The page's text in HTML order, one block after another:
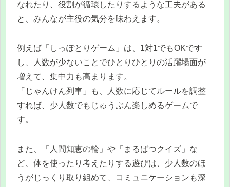
なれたり、役割が循環したりするような工夫がある
と、みんなが主役の気分を味わえます。
例えば「しっぽとりゲーム」は、1対1でもOKです
し、人数が少ないことでひとりひとりの活躍場面が
増えて、集中力も高まります。
「じゃんけん列車」も、人数に応じてルールを調整
すれば、少人数でもじゅうぶん楽しめるゲームで
す。
また、「人間知恵の輪」や「まるばつクイズ」な
ど、体を使ったり考えたりする遊びは、少人数のほ
うがじっくり取り組めて、コミュニケーションも深